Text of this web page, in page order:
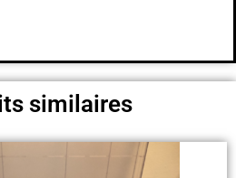
similaires